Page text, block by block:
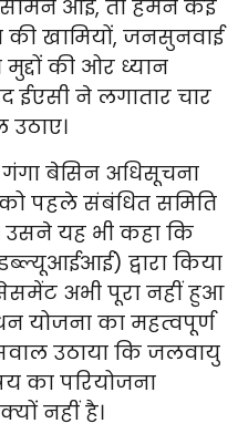
आई, तो हमने कई
की खामियों, जनसुनवाई
की ओर ध्यान
ईएसी ने लगातार चार
बेसिन अधिसूचना
पहले संबंधित समिति
उसने यह भी कहा कि
द्वारा किया
अभी पूरा नहीं हुआ
योजना का महत्वपूर्ण
उठाया कि जलवायु
का परियोजना
नहीं है।